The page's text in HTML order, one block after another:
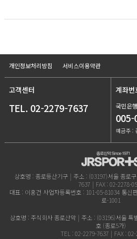
개인정보처리방침 서비스이용약관
상호명 : 종로등산기구 | 주소 : (03197)서울 종로
7637 | FAX : 02-2278-
대표 : 이홍건 사업자등록번호 : 101-05-81034 통신
로-1001
상호명 : 주식회사 종로산악 | 주소 : (03196)서울 특
호 (종로5가)
TEL : 02-2279-7637 | FAX :
고객센터
TEL. 02-2279-7637
계좌번
국민은행
예금주 :